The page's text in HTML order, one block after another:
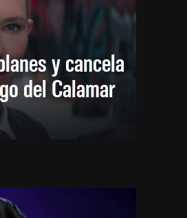
y cancela
del Calamar